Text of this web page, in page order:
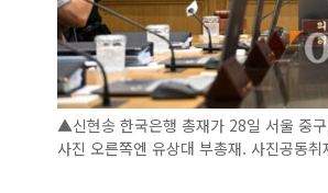
▲신현송 한국은행 총재가 28일 서울 중
사진 오른쪽엔 유상대 부총재. 사진공동취